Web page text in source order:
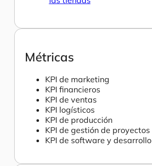
Métricas
KPI de marketing
KPI financieros
KPI de ventas
KPI logísticos
KPI de producción
KPI de gestión de proyectos
KPI de software y desarrollo